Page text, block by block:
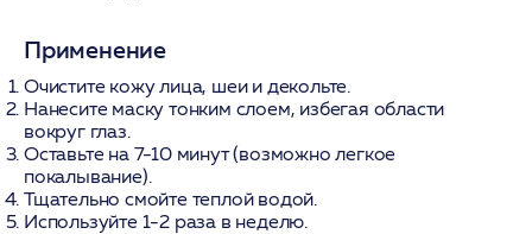
Применение
Очистите кожу лица, шеи и декольте.
Нанесите маску тонким слоем, избегая области
вокруг глаз.
Оставьте на 7-10 минут (возможно легкое
покалывание).
Тщательно смойте теплой водой.
Используйте 1-2 раза в неделю.